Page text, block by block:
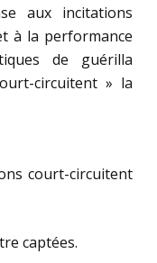
aux incitations
à la performance
de guérilla
circuitent » la
court-circuitent
captées.